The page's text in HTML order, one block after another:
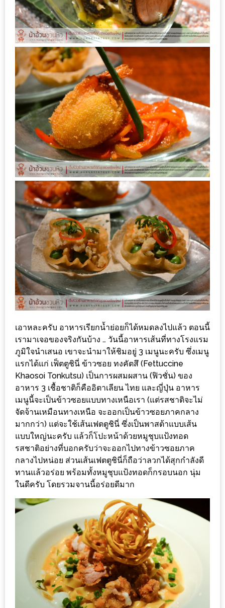
อร่อย
ที่สุด?
งาน
แฟร์
เรื่อง
บ้าน
ที่
ทุก
คน
ต้อง
มา
พบ
สินค้า
เรื่อง
บ้าน
คุ้ม
ครบ
จบ
ที่
เดียว
HOMEPRO
FAIR
2017
เชียงใหม่
จัด
เต็ม
กับ
แผนที่
ร้าน
หมู
กระทะ
ทั่ว
เชียงใหม่
ปลาย
อิ่ม
ชิ
ลล์
ไม่
เกิน
เอาหละครับ อาหารเรียกน้ำย่อยก็ได้หมดลงไปแล้ว ตอนนี้
เรามาเจอของจริงกันบ้าง … วันนี้อาหารเส้นที่ทางโรงแรม
ภูมิใจนำเสนอ เขาจะนำมาให้ชิมอยู่ 3 เมนูนะครับ ซึ่งเมนู
แรกได้แก่ เฟ็ตตูชินี่ ข้าวซอย ทงคัตสึ (Fettuccine
Khaosoi Tonkutsu) เป็นการผสมผสาน (ฟิวชั่น) ของ
อาหาร 3 เชื้อชาติก็คืออิตาเลียน ไทย และญี่ปุ่น อาหาร
เมนูนี้จะเป็นข้าวซอยแบบทางเหนือเรา (แต่รสชาติจะไม่
จัดจ้านเหมือนทางเหนือ จะออกเป็นข้าวซอยภาคกลาง
มากกว่า) แต่จะใช้เส้นเฟตตูชินี่ ซึ่งเป็นพาสต้าแบบเส้น
แบบใหญ่นะครับ แล้วก็โปะหน้าด้วยหมูชุบแป้งทอด
รสชาติอย่างที่บอกครับว่าจะออกไปทางข้าวซอยภาค
กลางไปหน่อย ส่วนเส้นเฟตตูชินี่ก็ถือว่าลวกได้สุกกำลังดี
ทานแล้วอร่อย พร้อมทั้งหมูชุบแป้งทอดก็กรอบนอก นุ่ม
ในดีครับ โดยรวมจานนี้อร่อยดีมาก